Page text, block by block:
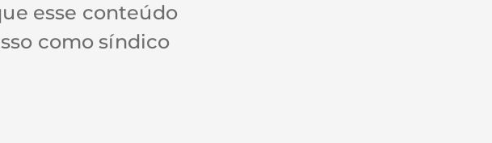
esse conteúdo
como síndico